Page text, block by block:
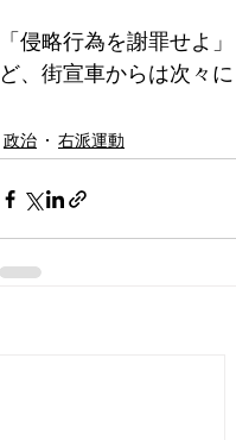
「侵略行為を謝罪せよ
ど、街宣車からは次々
政治 右派運動